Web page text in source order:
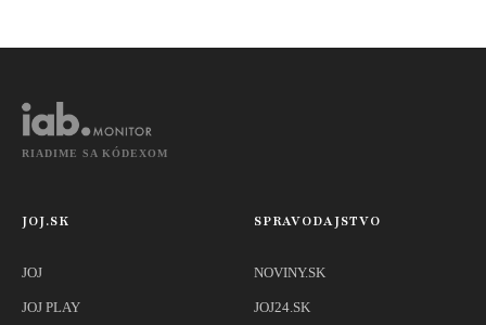
RIADIME SA KÓDEXOM
JOJ.SK
JOJ
JOJ PLAY
SPRAVODAJSTVO
NOVINY.SK
JOJ24.SK